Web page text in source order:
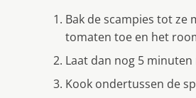
Bak de scampies tot ze
tomaten toe en het
Laat dan nog 5
Kook ondertussen de